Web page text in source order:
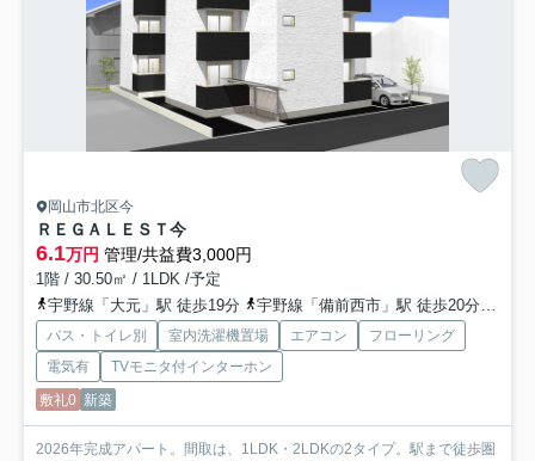
岡山市北区今
ＲＥＧＡＬＥＳＴ今
6.1万円 管理/共益費3,000円
1階 / 30.50㎡ / 1LDK /予定
宇野線「大元」駅 徒歩19分
宇野線「備前西市」駅 徒歩20分
バス・トイレ別 室内洗濯機置場 エアコン
フローリング
電気有
TVモニタ付インターホン
敷礼0 新築
2026年完成アパート。間取は、1LDK・2LDKの2タイプ。駅まで徒歩圏